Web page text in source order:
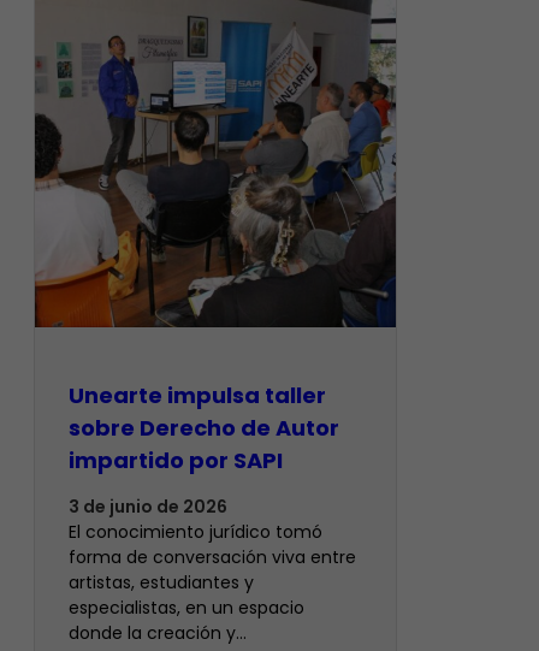
Unearte impulsa taller
sobre Derecho de Autor
impartido por SAPI
3 de junio de 2026
El conocimiento jurídico tomó
forma de conversación viva entre
artistas, estudiantes y
especialistas, en un espacio
donde la creación y…